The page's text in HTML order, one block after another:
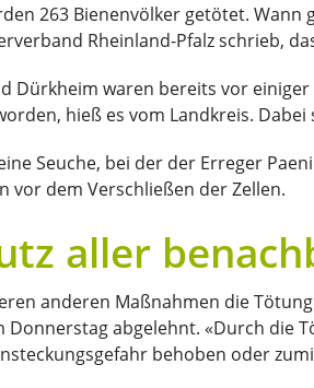
263 Bienenvölker getötet.
Rheinland-Pfalz schrieb,
Dürkheim waren bereits vor
hieß es vom Landkreis.
Seuche, bei der der Erreger
vor dem Verschließen der Zellen.
aller
anderen Maßnahmen die
abgelehnt. «Durch die
behoben oder